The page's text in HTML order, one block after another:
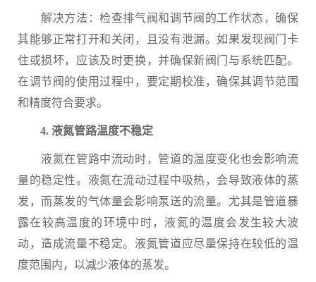
解决方法：检查排气阀和调节阀的工作状态，确保
其能够正常打开和关闭，且没有泄漏。如果发现阀门卡
住或损坏，应该及时更换，并确保新阀门与系统匹配。
在调节阀的使用过程中，要定期校准，确保其调节范围
和精度符合要求。
4. 液氮管路温度不稳定
液氮在管路中流动时，管道的温度变化也会影响流
量的稳定性。液氮在流动过程中吸热，会导致液体的蒸
发，而蒸发的气体量会影响泵送的流量。尤其是管道暴
露在较高温度的环境中时，液氮的温度会发生较大波
动，造成流量不稳定。液氮管道应尽量保持在较低的温
度范围内，以减少液体的蒸发。